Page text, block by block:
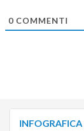
0COMMENTI
INFOGRAFICA